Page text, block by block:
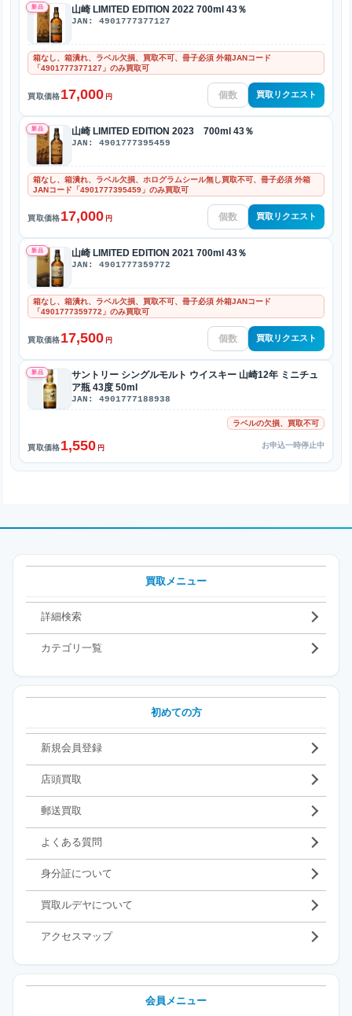
新品 山崎 LIMITED EDITION 2022 700ml 43％
JAN: 4901777377127
箱なし、箱潰れ、ラベル欠損、買取不可、冊子必須 外箱JANコード
「4901777377127」のみ買取可
買取価格17,000 円 買取リクエスト
新品 山崎 LIMITED EDITION 2023 700ml 43％
JAN: 4901777395459
箱なし、箱潰れ、ラベル欠損、ホログラムシール無し買取不可、冊子必須 外箱
JANコード「4901777395459」のみ買取可
買取価格17,000 円 買取リクエスト
新品 山崎 LIMITED EDITION 2021 700ml 43％
JAN: 4901777359772
箱なし、箱潰れ、ラベル欠損、買取不可、冊子必須 外箱JANコード
「4901777359772」のみ買取可
買取価格17,500 円 買取リクエスト
新品
サントリー シングルモルト ウイスキー 山崎12年 ミニチュ
ア瓶 43度 50ml
JAN: 4901777188938
ラベルの欠損、買取不可
買取価格1,550 円 お申込一時停止中
買取メニュー
詳細検索
カテゴリ一覧
初めての方
新規会員登録
店頭買取
郵送買取
よくある質問
身分証について
買取ルデヤについて
アクセスマップ
会員メニュー